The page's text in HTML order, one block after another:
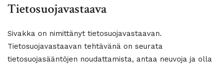
Tietosuojavastaava
Sivakka on nimittänyt tietosuojavastaavan.
Tietosuojavastaavan tehtävänä on seurata
tietosuojasääntöjen noudattamista, antaa neuvoja ja olla